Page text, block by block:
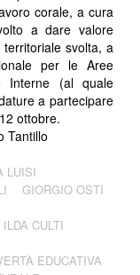
corale, a cura
a dare valore
territoriale svolta, a
per le Aree
Interne (al quale
a partecipare
ottobre.
Tantillo
LUISI
GIORGIO OSTI
ILDA CULTI
EDUCATIVA